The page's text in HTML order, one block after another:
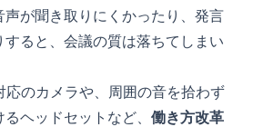
が聞き取りにくかったり、発言
ると、会議の質は落ちてしまい
のカメラや、周囲の音を拾わず
るヘッドセット など、 働き方改革